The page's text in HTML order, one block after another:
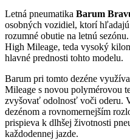
Letná pneumatika Barum
osobných vozidiel, ktorí
rozumné obutie na letnú
High Mileage, teda vysoký
hlavné prednosti tohto modelu.
Barum pri tomto dezéne
Mileage s novou polymérovou
zvyšovať odolnosť voči oderu.
dezénom a rovnomernejším
prispieva k dlhšej životnosti
každodennej jazde.